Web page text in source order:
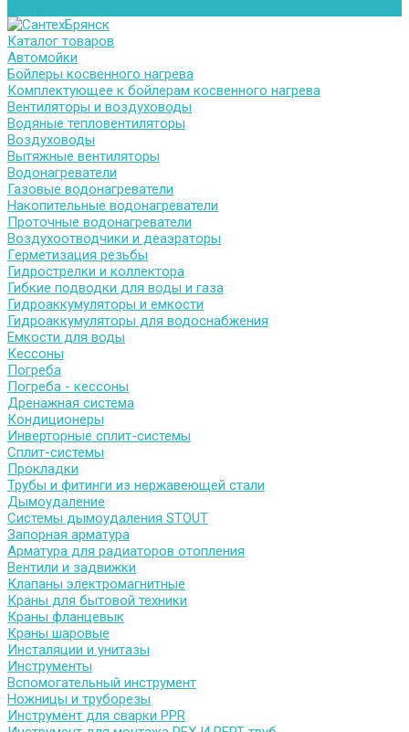
Каталог товаров
Автомойки
Бойлеры косвенного нагрева
Комплектующее к бойлерам косвенного нагрева
Вентиляторы и воздуховоды
Водяные тепловентиляторы
Воздуховоды
Вытяжные вентиляторы
Водонагреватели
Газовые водонагреватели
Накопительные водонагреватели
Проточные водонагреватели
Воздухоотводчики и деаэраторы
Герметизация резьбы
Гидрострелки и коллектора
Гибкие подводки для воды и газа
Гидроаккумуляторы и емкости
Гидроаккумуляторы для водоснабжения
Емкости для воды
Кессоны
Погреба
Погреба - кессоны
Дренажная система
Кондиционеры
Инверторные сплит-системы
Сплит-системы
Прокладки
Трубы и фитинги из нержавеющей стали
Дымоудаление
Системы дымоудаления STOUT
Запорная арматура
Арматура для радиаторов отопления
Вентили и задвижки
Клапаны электромагнитные
Краны для бытовой техники
Краны фланцевык
Краны шаровые
Инсталяции и унитазы
Инструменты
Вспомогательный инструмент
Ножницы и труборезы
Инструмент для сварки PPR